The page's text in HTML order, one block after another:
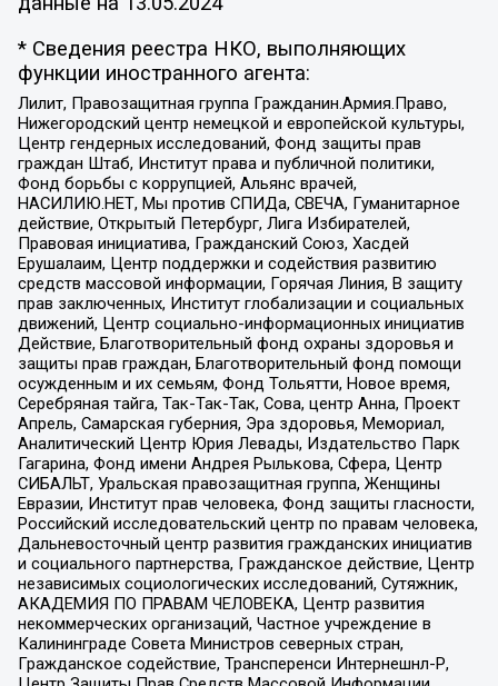
* Сведения реестра НКО, выполняющих
функции иностранного агента:
Лилит, Правозащитная группа Гражданин.Армия.Право,
Нижегородский центр немецкой и европейской культуры,
Центр гендерных исследований, Фонд защиты прав
граждан Штаб, Институт права и публичной политики,
Фонд борьбы с коррупцией, Альянс врачей,
НАСИЛИЮ.НЕТ, Мы против СПИДа, СВЕЧА, Гуманитарное
действие, Открытый Петербург, Лига Избирателей,
Правовая инициатива, Гражданский Союз, Хасдей
Ерушалаим, Центр поддержки и содействия развитию
средств массовой информации, Горячая Линия, В защиту
прав заключенных, Институт глобализации и социальных
движений, Центр социально-информационных инициатив
Действие, Благотворительный фонд охраны здоровья и
защиты прав граждан, Благотворительный фонд помощи
осужденным и их семьям, Фонд Тольятти, Новое время,
Серебряная тайга, Так-Так-Так, Сова, центр Анна, Проект
Апрель, Самарская губерния, Эра здоровья, Мемориал,
Аналитический Центр Юрия Левады, Издательство Парк
Гагарина, Фонд имени Андрея Рылькова, Сфера, Центр
СИБАЛЬТ, Уральская правозащитная группа, Женщины
Евразии, Институт прав человека, Фонд защиты гласности,
Российский исследовательский центр по правам человека,
Дальневосточный центр развития гражданских инициатив
и социального партнерства, Гражданское действие, Центр
независимых социологических исследований, Сутяжник,
АКАДЕМИЯ ПО ПРАВАМ ЧЕЛОВЕКА, Центр развития
некоммерческих организаций, Частное учреждение в
Калининграде Совета Министров северных стран,
Гражданское содействие, Трансперенси Интернешнл-Р,